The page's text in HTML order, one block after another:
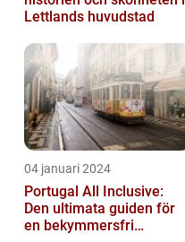
Lettlands huvudstad
04 januari 2024
Portugal All Inclusive:
Den ultimata guiden för
en bekymmersfri